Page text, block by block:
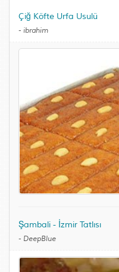
Çiğ Köfte Urfa Usulü
- ibrahim
Şambali - İzmir Tatlısı
- DeepBlue